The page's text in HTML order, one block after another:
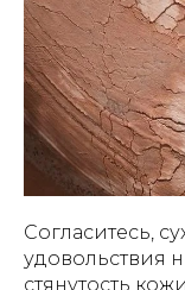
Согласитесь,
удовольствия
стянутость